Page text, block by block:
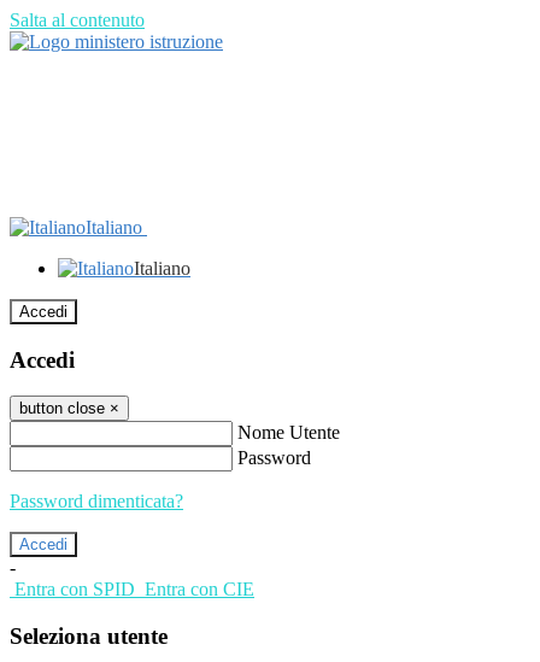
Salta al contenuto
Italiano
Italiano
Accedi
Accedi
button close ×
Nome Utente
Password
Password dimenticata?
-
Entra con SPID Entra con CIE
Seleziona utente